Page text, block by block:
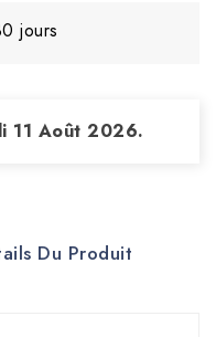
jours
11 Août 2026.
Du Produit